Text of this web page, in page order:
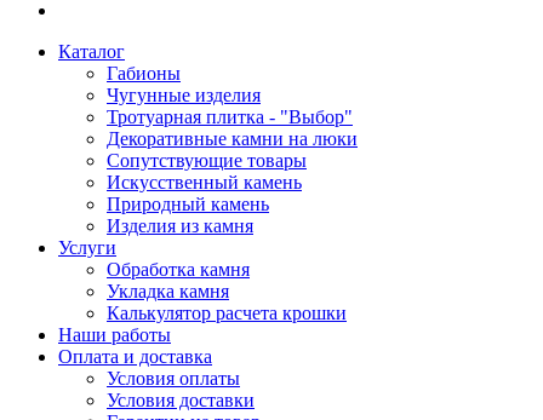
Каталог
Габионы
Чугунные изделия
Тротуарная плитка - "Выбор"
Декоративные камни на люки
Сопутствующие товары
Искусственный камень
Природный камень
Изделия из камня
Услуги
Обработка камня
Укладка камня
Калькулятор расчета крошки
Наши работы
Оплата и доставка
Условия оплаты
Условия доставки